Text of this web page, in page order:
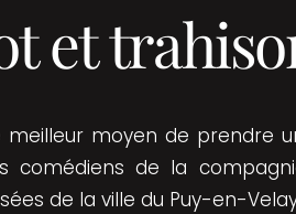
et
meilleur moyen de prendre
comédiens de la
de la ville du Puy-en-